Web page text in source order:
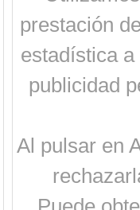
prestación
estadística
publicidad
Al pulsar en